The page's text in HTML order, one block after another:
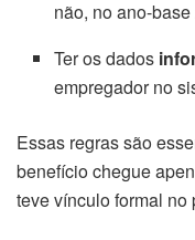
não, no ano-
Ter os dados
empregador no
Essas regras são
benefício chegue
teve vínculo formal no